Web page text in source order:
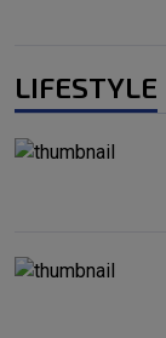
LIFESTYLE